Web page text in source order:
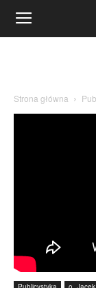
Strona główna